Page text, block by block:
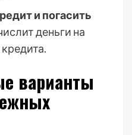
и погасить
деньги на
варианты